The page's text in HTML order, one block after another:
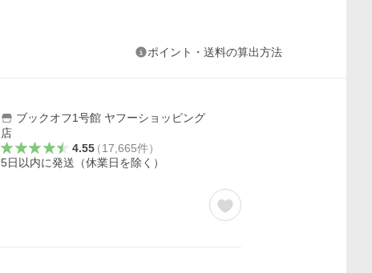
ポイント・送料の算出方法
ブックオフ1号館 ヤフーショッピング
店
4.55（17,665件）
5日以内に発送（休業日を除く）